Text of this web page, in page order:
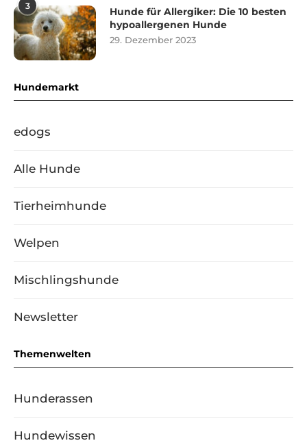
3
Hunde für Allergiker: Die 10 besten
hypoallergenen Hunde
29. Dezember 2023
Hundemarkt
edogs
Alle Hunde
Tierheimhunde
Welpen
Mischlingshunde
Newsletter
Themenwelten
Hunderassen
Hundewissen